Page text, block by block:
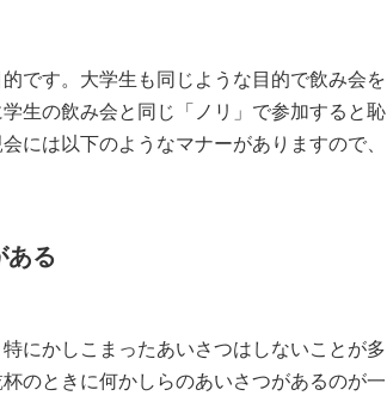
です。大学生も同じような目的で飲み会を
生の飲み会と同じ「ノリ」で参加すると恥
には以下のようなマナーがありますので、
ある
にかしこまったあいさつはしないことが多
のときに何かしらのあいさつがあるのが一